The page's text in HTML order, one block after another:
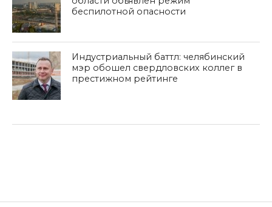
беспилотной опасности
Индустриальный баттл: челябинский
мэр обошел свердловских коллег в
престижном рейтинге